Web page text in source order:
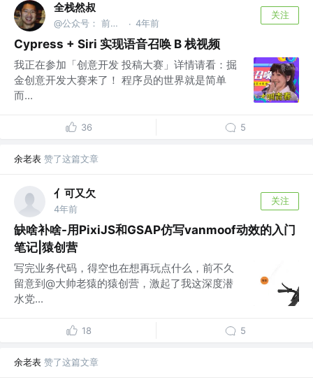
全栈然叔
@公众号： 前端大班车 · 4年前
关注
Cypress + Siri 实现语音召唤 B 栈视频
我正在参加「创意开发 投稿大赛」详情请看：掘
金创意开发大赛来了！ 程序员的世界就是简单
而...
36 5
余老表 赞了这篇文章
亻可又欠
4年前
关注
缺啥补啥-用PixiJS和GSAP仿写vanmoof动效的入门
笔记|猿创营
写完业务代码，得空也在想再玩点什么，前不久
留意到@大帅老猿的猿创营，激起了我这深度潜
水党...
18 5
余老表 赞了这篇文章